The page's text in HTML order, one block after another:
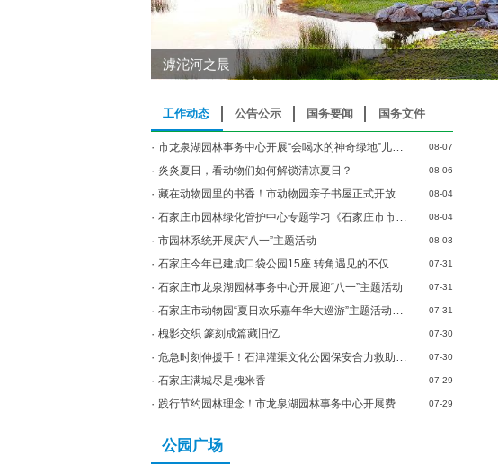
滹沱河之晨
工作动态 公告公示 国务要闻 国务文件
· 市龙泉湖园林事务中心开展“会喝水的神奇绿地”儿童科普主题活动 08-07
· 炎炎夏日，看动物们如何解锁清凉夏日？ 08-06
· 藏在动物园里的书香！市动物园亲子书屋正式开放 08-04
· 石家庄市园林绿化管护中心专题学习《石家庄市市花管理规定》 08-04
· 市园林系统开展庆“八一”主题活动 08-03
· 石家庄今年已建成口袋公园15座 转角遇见的不仅是风景，更是触手可及的幸福 07-31
· 石家庄市龙泉湖园林事务中心开展迎“八一”主题活动 07-31
· 石家庄市动物园“夏日欢乐嘉年华大巡游”主题活动启幕 07-31
· 槐影交织 篆刻成篇藏旧忆 07-30
· 危急时刻伸援手！石津灌渠文化公园保安合力救助落水老人 07-30
· 石家庄满城尽是槐米香 07-29
· 践行节约园林理念！市龙泉湖园林事务中心开展费菜补植工作 07-29
公园广场